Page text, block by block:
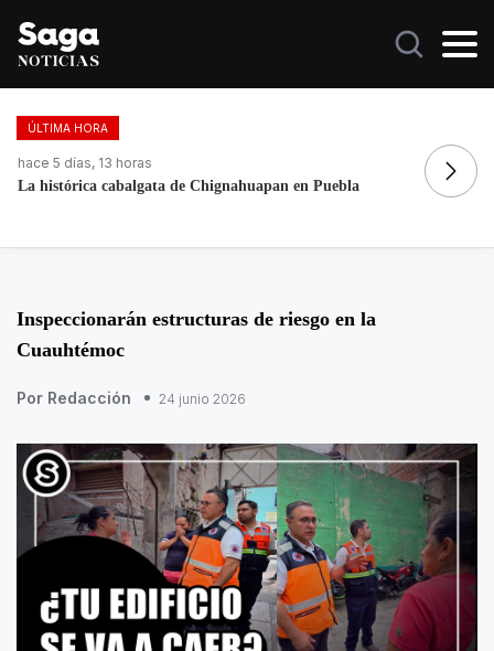
ÚLTIMA HORA
hace 1 día, 12 horas
Mexicano se declara culpable de lavar más de 1.9 MDD en
Inspeccionarán estructuras de riesgo en la
Cuauhtémoc
Por Redacción 24 junio 2026